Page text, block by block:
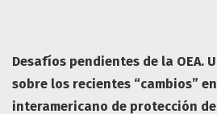
Desafíos pendientes de la OEA.
sobre los recientes “cambios”
interamericano de protección